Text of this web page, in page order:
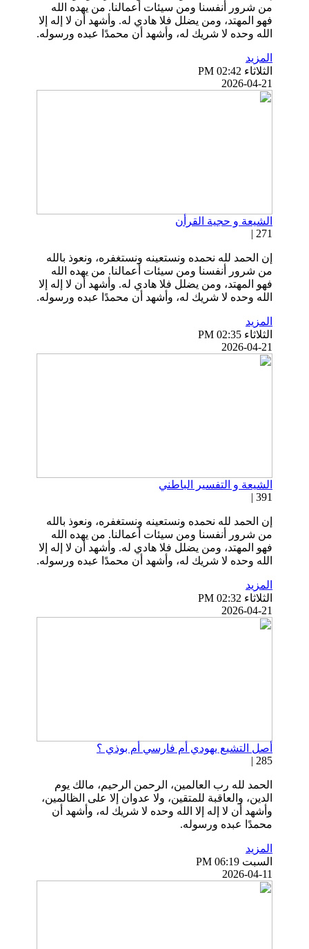
من شرور أنفسنا ومن سيئات أعمالنا. من يهده الله
فهو المهتد، ومن يضلل فلا هادي له. وأشهد أن لا إله إلا
الله وحده لا شريك له، وأشهد أن محمدًا عبده ورسوله.
المزيد
الثلاثاء PM 02:42
2026-04-21
الشيعة و حجية القرأن
271 |
إن الحمد لله نحمده ونستعينه ونستغفره، ونعوذ بالله
من شرور أنفسنا ومن سيئات أعمالنا. من يهده الله
فهو المهتد، ومن يضلل فلا هادي له. وأشهد أن لا إله إلا
الله وحده لا شريك له، وأشهد أن محمدًا عبده ورسوله.
المزيد
الثلاثاء PM 02:35
2026-04-21
الشيعة و التفسير الباطني
391 |
إن الحمد لله نحمده ونستعينه ونستغفره، ونعوذ بالله
من شرور أنفسنا ومن سيئات أعمالنا. من يهده الله
فهو المهتد، ومن يضلل فلا هادي له. وأشهد أن لا إله إلا
الله وحده لا شريك له، وأشهد أن محمدًا عبده ورسوله.
المزيد
الثلاثاء PM 02:32
2026-04-21
أصل التشيع يهودي أم فارسي أم بوذي ؟
285 |
الحمد لله رب العالمين، الرحمن الرحيم، مالك يوم
الدين، والعاقبة للمتقين، ولا عدوان إلا على الظالمين،
وأشهد أن لا إله إلا الله وحده لا شريك له، وأشهد أن
محمدًا عبده ورسوله.
المزيد
السبت PM 06:19
2026-04-11